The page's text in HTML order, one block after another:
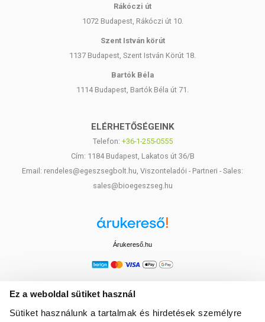
Ez a weboldal sütiket használ
Sütiket használunk a tartalmak és hirdetések személyre
Rákóczi út
1072 Budapest, Rákóczi út 10.
Szent István körút
1137 Budapest, Szent István Körút 18.
Bartók Béla
1114 Budapest, Bartók Béla út 71.
ELÉRHETŐSÉGEINK
Telefon: +36-1-255-0555
Cím: 1184 Budapest, Lakatos út 36/B
Email: rendeles@egeszsegbolt.hu, Viszonteladói - Partneri - Sales:
sales@bioegeszseg.hu
Árukereső.hu